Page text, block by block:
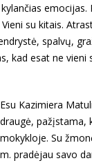
su kitais.
spalvų,
kad esat ne
Esu Kazimiera
draugė, pažįstama,
mokykloje. Su
m. pradėjau savo